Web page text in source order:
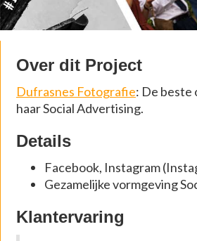
Over dit Project
Dufrasnes Fotografie: De beste
haar Social Advertising.
Details
Facebook, Instagram
Gezamelijke vormgeving
Klantervaring